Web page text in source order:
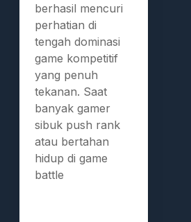
berhasil mencuri
perhatian di
tengah dominasi
game kompetitif
yang penuh
tekanan. Saat
banyak gamer
sibuk push rank
atau bertahan
hidup di game
battle